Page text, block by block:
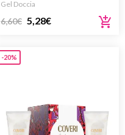
Gel Doccia
6,60€ 5,28€
-20%